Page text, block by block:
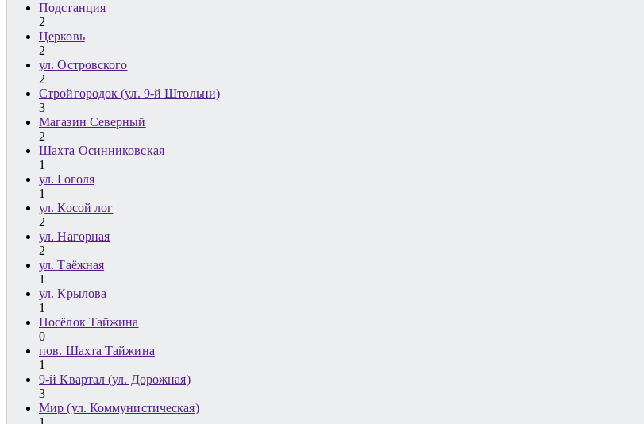
Подстанция
2
Церковь
2
ул. Островского
2
Стройгородок (ул. 9-й Штольни)
3
Магазин Северный
2
Шахта Осинниковская
1
ул. Гоголя
1
ул. Косой лог
2
ул. Нагорная
2
ул. Таёжная
1
ул. Крылова
1
Посёлок Тайжина
0
пов. Шахта Тайжина
1
9-й Квартал (ул. Дорожная)
3
Мир (ул. Коммунистическая)